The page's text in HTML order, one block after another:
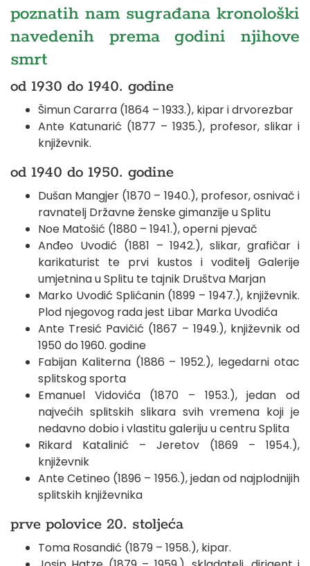
poznatih nam sugrađana kronološki
navedenih prema godini njihove
smrt
od 1930 do 1940. godine
Šimun Cararra (1864 – 1933.), kipar i drvorezbar
Ante Katunarić (1877 – 1935.), profesor, slikar i
književnik.
od 1940 do 1950. godine
Dušan Mangjer (1870 – 1940.), profesor, osnivač i
ravnatelj Državne ženske gimanzije u Splitu
Noe Matošić (1880 – 1941.), operni pjevač
Anđeo Uvodić (1881 – 1942.), slikar, grafičar i
karikaturist te prvi kustos i voditelj Galerije
umjetnina u Splitu te tajnik Društva Marjan
Marko Uvodić Splićanin (1899 – 1947.), književnik.
Plod njegovog rada jest Libar Marka Uvodića
Ante Tresić Pavičić (1867 – 1949.), književnik od
1950 do 1960. godine
Fabijan Kaliterna (1886 – 1952.), legedarni otac
splitskog sporta
Emanuel Vidovića (1870 – 1953.), jedan od
najvećih splitskih slikara svih vremena koji je
nedavno dobio i vlastitu galeriju u centru Splita
Rikard Katalinić – Jeretov (1869 – 1954.),
književnik
Ante Cetineo (1896 – 1956.), jedan od najplodnijih
splitskih književnika
prve polovice 20. stoljeća
Toma Rosandić (1879 – 1958.), kipar.